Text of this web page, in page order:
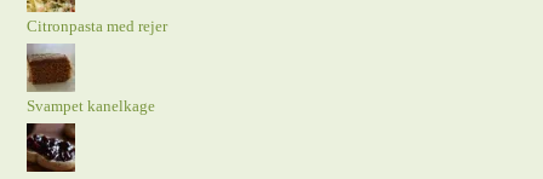
Citronpasta med rejer
Svampet kanelkage